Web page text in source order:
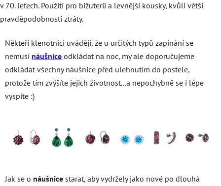
v 70. letech. Použití pro bižuterii a levnější kousky, kvůli větší
pravděpodobnosti ztráty.
Někteří klenotníci uvádějí, že u určitých typů zapínání se
nemusí náušnice odkládat na noc, my ale doporučujeme
odkládat všechny náušnice před ulehnutím do postele,
protože tím zvýšíte jejich životnost...a nepochybně se i lépe
vyspíte :)
Jak se o náušnice starat, aby vydržely jako nové po dlouhá